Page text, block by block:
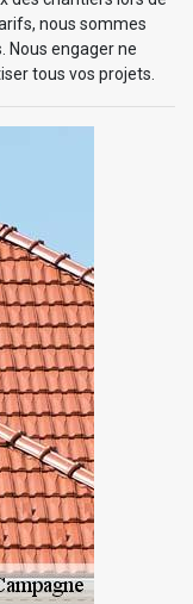
nous sommes
engager ne
tous vos projets.